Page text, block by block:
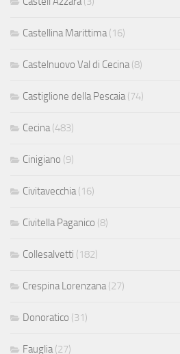
Castellina Marittima (16)
Castelnuovo Val di Cecina (8)
Castiglione della Pescaia (74)
Cecina (483)
Cinigiano (9)
Civitavecchia (16)
Civitella Paganico (8)
Collesalvetti (182)
Crespina Lorenzana (27)
Donoratico (31)
Fauglia (27)